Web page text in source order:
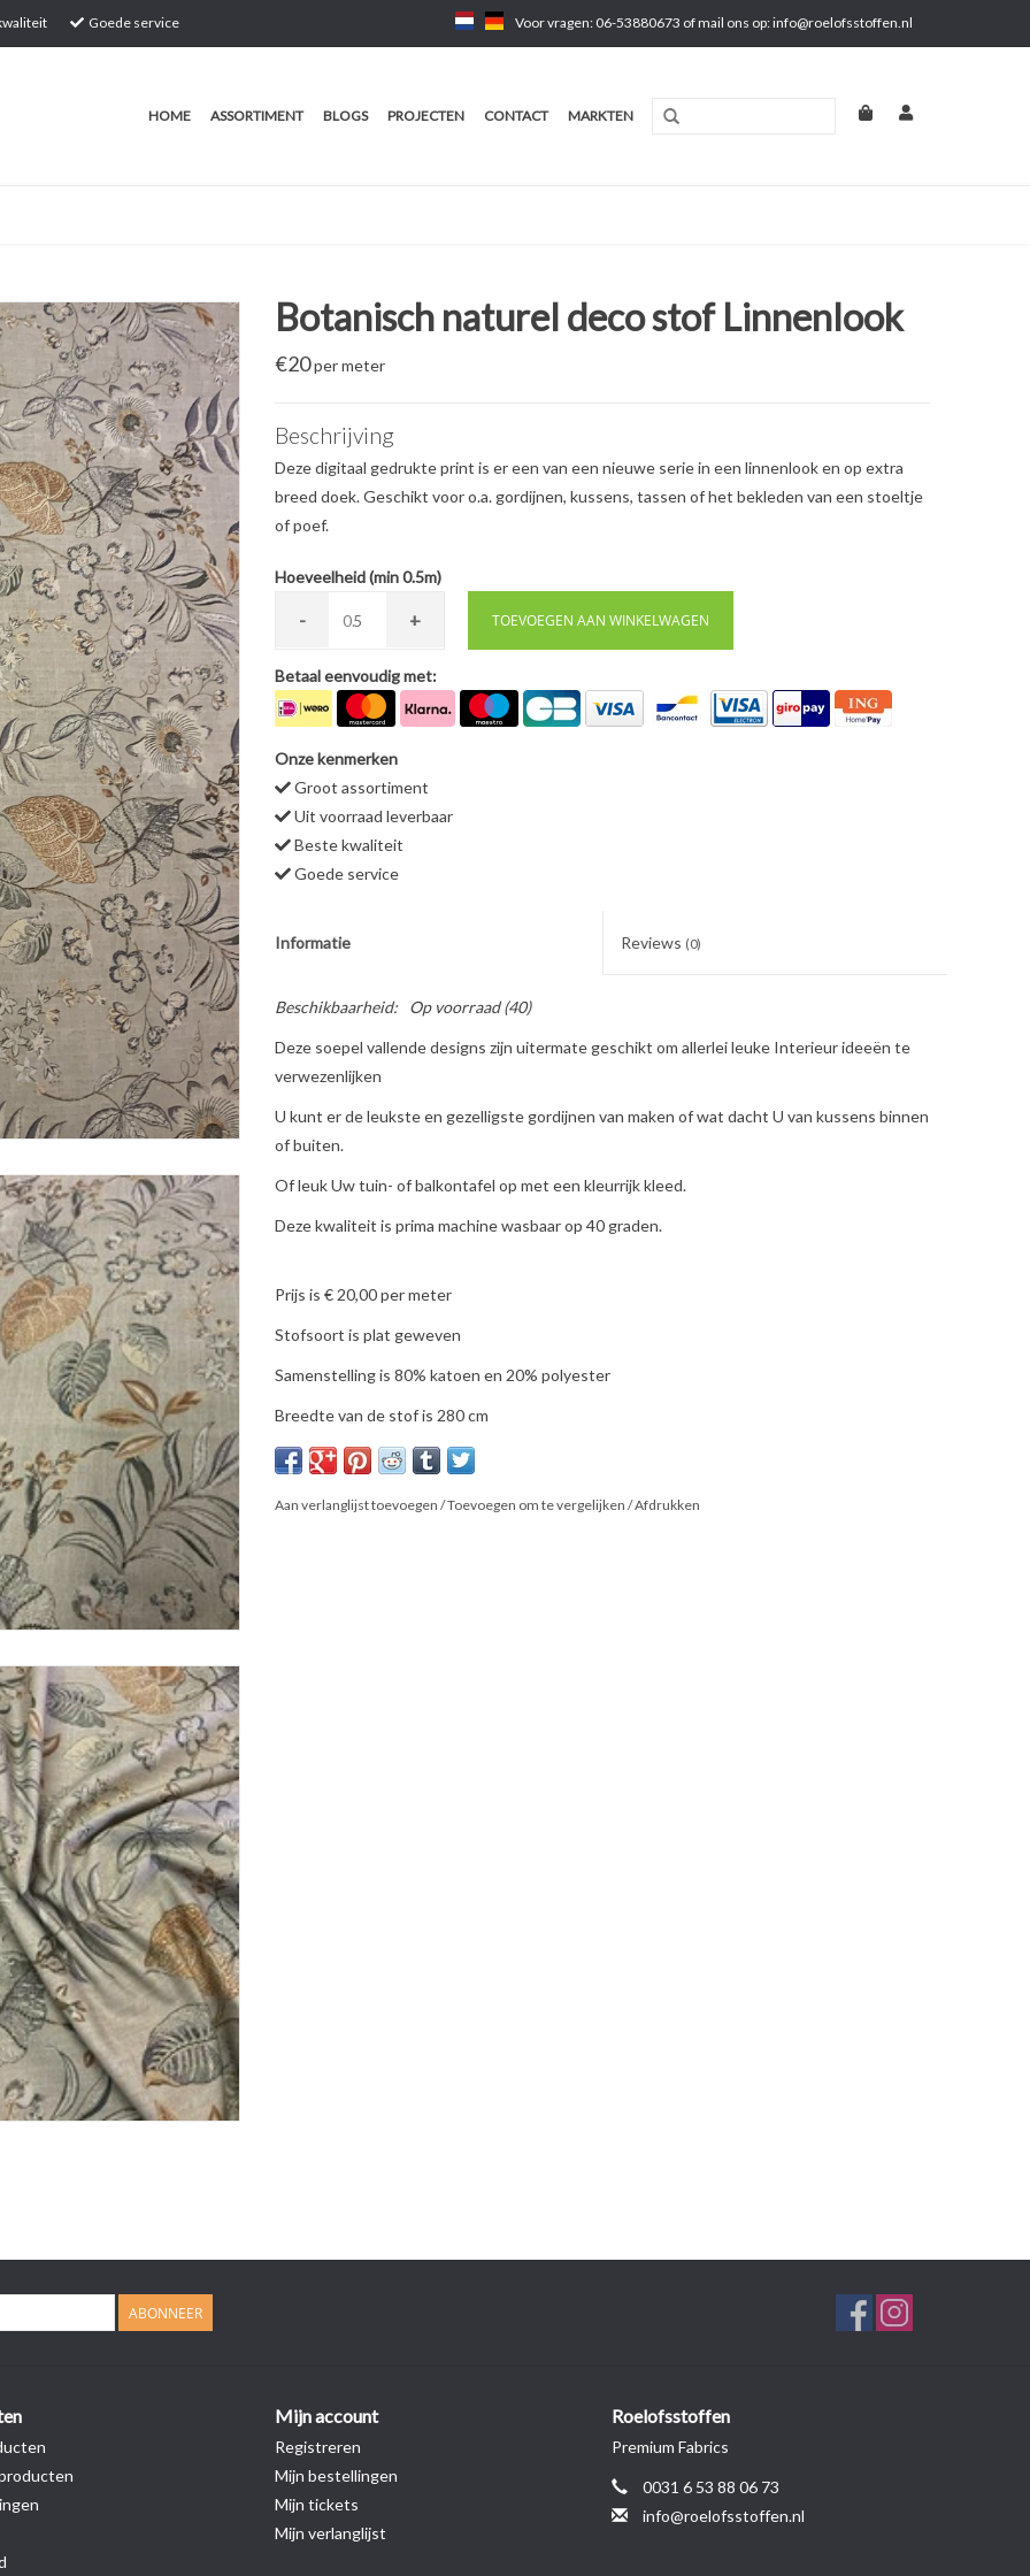
Goede service Voor vragen: 06-53880673 of mail ons op:info@roelofsstoffen.nl
HOME ASSORTIMENT BLOGS PROJECTEN CONTACT MARKTEN
Botanisch naturel deco stof Linnenlook
€20per meter
Beschrijving
Deze digitaal gedrukte print is er een van een nieuwe serie in een linnenlook en op extra
breed doek. Geschikt voor o.a. gordijnen, kussens, tassen of het bekleden van een stoeltje
of poef.
Hoeveelheid (min 0.5m)
- 0. + TOEVOEGEN AAN WINKELWAGEN
Betaal eenvoudig met:
Onze kenmerken
Groot assortiment
Uit voorraad leverbaar
Beste kwaliteit
Goede service
Informatie Reviews (0)
Beschikbaarheid: Op voorraad(40)
Deze soepel vallende designs zijn uitermate geschikt om allerlei leuke Interieur ideeën te
verwezenlijken
U kunt er de leukste en gezelligste gordijnen van maken of wat dacht U van kussens binnen
of buiten.
Of leuk Uw tuin- of balkontafel op met een kleurrijk kleed.
Deze kwaliteit is prima machine wasbaar op 40 graden.
Prijs is € 20,00 per meter
Stofsoort is plat geweven
Samenstelling is 80% katoen en 20% polyester
Breedte van de stof is 280 cm
Aan verlanglijst toevoegen /Toevoegen om te vergelijken /Afdrukken
ABONNEER
Mijn account
Registreren
Mijn bestellingen
Mijn tickets
Mijn verlanglijst
Roelofsstoffen
Premium Fabrics
0031 6 53 88 06 73
info@roelofsstoffen.nl